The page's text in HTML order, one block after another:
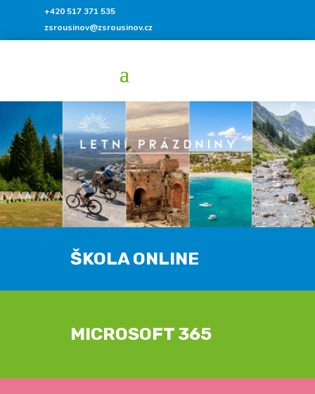
+420 517 371 535
zsrousinov@zsrousinov.cz
ŠKOLA ONLINE
MICROSOFT 365